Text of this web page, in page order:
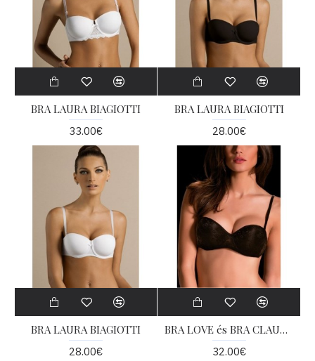
BRA LAURA BIAGIOTTI
33.00€
BRA LAURA BIAGIOTTI
28.00€
BRA LAURA BIAGIOTTI
28.00€
BRA LOVE és BRA CLAUDIA
32.00€